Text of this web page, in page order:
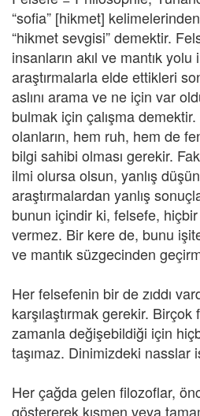
“sofia” [hikmet]
“hikmet sevgisi” demektir.
insanların akıl ve mantık
araştırmalarla elde ettikleri
aslını arama ve ne için var
bulmak için çalışma
olanların, hem ruh, hem de
bilgi sahibi olması gerekir.
ilmi olursa olsun, yanlış
araştırmalardan yanlış
bunun içindir ki, felsefe,
vermez. Bir kere de, bunu
ve mantık süzgecinden
Her felsefenin bir de zıddı
karşılaştırmak gerekir.
zamanla değişebildiği için
taşımaz. Dinimizdeki nasslar
Her çağda gelen filozoflar,
göstererek kısmen veya